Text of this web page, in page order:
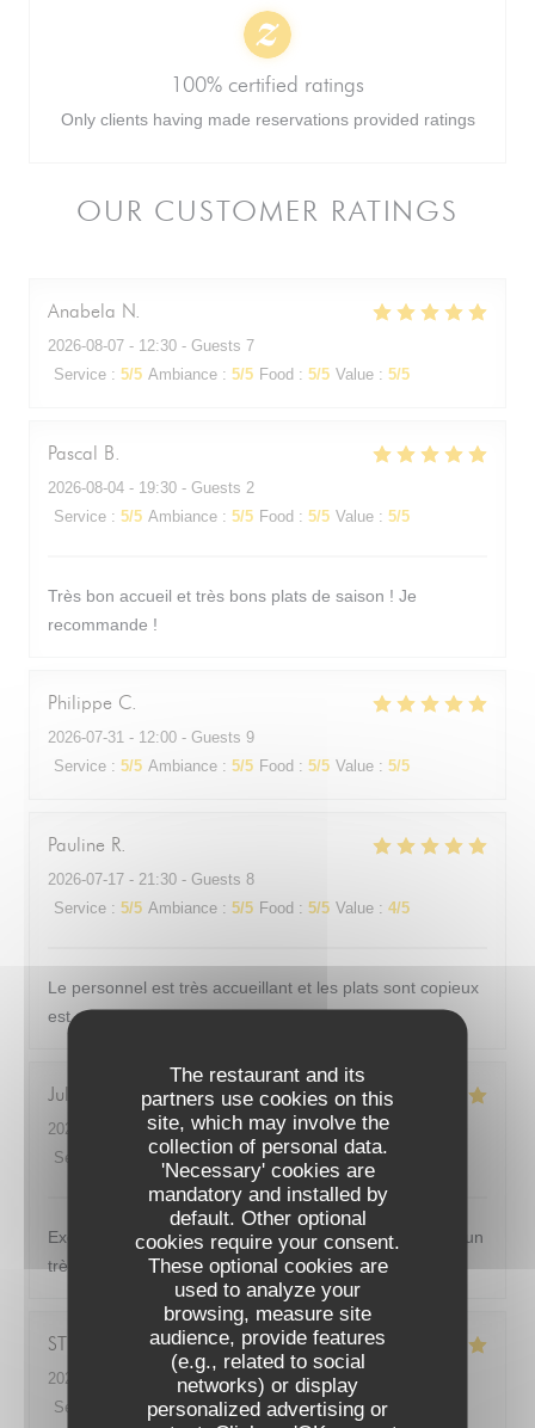
The restaurant and its
partners use cookies on this
site, which may involve the
collection of personal data.
'Necessary' cookies are
mandatory and installed by
default. Other optional
cookies require your consent.
These optional cookies are
used to analyze your
browsing, measure site
audience, provide features
(e.g., related to social
networks) or display
personalized advertising or
OUR CUSTOMER RATINGS
Anabela N
2026-08-07 - 12:30 - Guests 7
Service : 5/5 Ambiance : 5/5 Food : 5/5 Value : 5/5
Pascal B
2026-08-04 - 19:30 - Guests 2
Service : 5/5 Ambiance : 5/5 Food : 5/5 Value : 5/5
Très bon accueil et très bons plats de saison ! Je
recommande !
Philippe C
2026-07-31 - 12:00 - Guests 9
Service : 5/5 Ambiance : 5/5 Food : 5/5 Value : 5/5
Pauline R
2026-07-17 - 21:30 - Guests 8
Service : 5/5 Ambiance : 5/5 Food : 5/5 Value : 4/5
Le personnel est très accueillant et les plats sont copieux
est savoureux
Julie
2026-07-15
- 12:00 - Guests 3
Service
Ambiance: 5 /5 Food: 5 /5 Value:
Excellent comme d’habitude ! Très bonne cuisine dans un
très bon cadre je reviendrais avec plaisir !
STEPHANIE A
2026-07-07
- 20:00 - Guests 8
Service
Ambiance: 5/5 Food: 5/5 Value:
100% certified ratings
Only clients having made reservations provided ratings